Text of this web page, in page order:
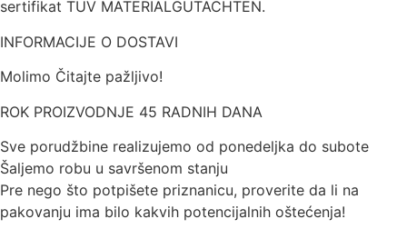
sertifikat TUV MATERIALGUTACHTEN.
INFORMACIJE O DOSTAVI
Molimo Čitajte pažljivo!
ROK PROIZVODNJE 45 RADNIH DANA
Sve porudžbine realizujemo od ponedeljka do subote
Šaljemo robu u savršenom stanju
Pre nego što potpišete priznanicu, proverite da li na
pakovanju ima bilo kakvih potencijalnih oštećenja!